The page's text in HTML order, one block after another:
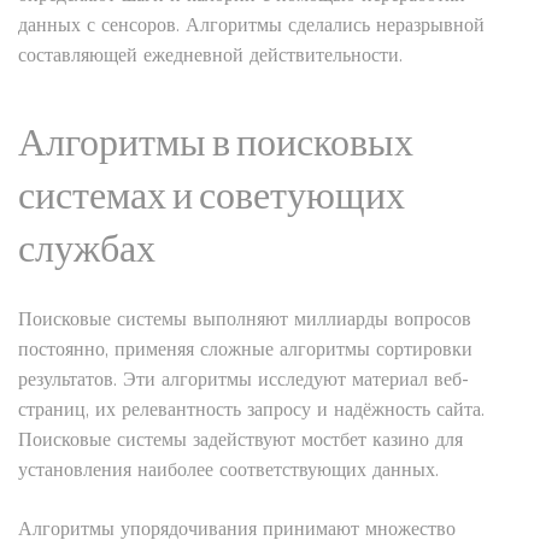
данных с сенсоров. Алгоритмы сделались неразрывной
составляющей ежедневной действительности.
Алгоритмы в поисковых
системах и советующих
службах
Поисковые системы выполняют миллиарды вопросов
постоянно, применяя сложные алгоритмы сортировки
результатов. Эти алгоритмы исследуют материал веб-
страниц, их релевантность запросу и надёжность сайта.
Поисковые системы задействуют мостбет казино для
установления наиболее соответствующих данных.
Алгоритмы упорядочивания принимают множество